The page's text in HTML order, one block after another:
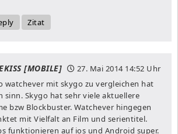
Zitat
[MOBILE] 27. Mai 201414:52 Uhr
watchever mit skygo zu vergleichen hat
sinn. Skygo hat sehr viele aktuellere
bzw Blockbuster. Watchever hingegen
mit Vielfalt an Film und serientitel.
funktionieren auf ios und Android super.